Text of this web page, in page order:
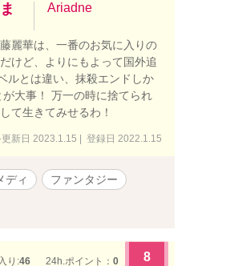
Ariadne
麗華は、一番のお気に入りの
けど、よりにもよって国外追
ルとは違い、抹殺エンドしか
大事！ 万一の時に捨てられ
て生きてみせるわ！
新日 2023.1.15 | 登録日 2022.1.15
ディ
ファンタジー
り:46 24h.ポイント： 0 8